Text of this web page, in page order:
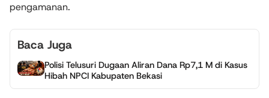
pengamanan.
Baca Juga
Polisi Telusuri Dugaan Aliran Dana Rp7,1 M di Kasus
Hibah NPCI Kabupaten Bekasi